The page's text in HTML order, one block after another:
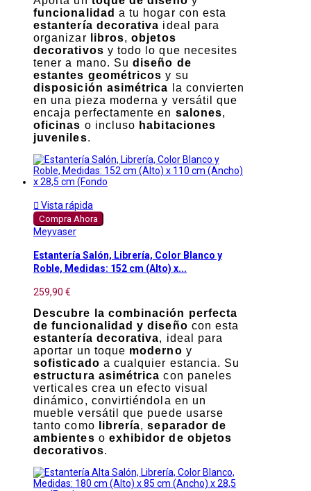
funcionalidad a tu hogar con esta
estantería decorativa ideal para
organizar
libros,objetos
decorativos y todo lo que necesites
tener a mano. Sudiseño de
estantes geométricos y su
disposición asimétrica la convierten
en una pieza moderna y versátil que
encaja perfectamente en salones,
oficinas o incluso habitaciones
juveniles.
 Vista rápida
Compra Ahora
Meyvaser
Estantería Salón, Librería, Color Blanco y
Roble, Medidas: 152 cm (Alto) x...
259,90 €
Descubre la combinación perfecta
de funcionalidad y diseño con esta
estantería decorativa, ideal para
aportar un toque moderno y
sofisticado a cualquier estancia. Su
estructura asimétrica con paneles
verticales crea un efecto visual
dinámico, convirtiéndola en un
mueble versátil que puede usarse
tanto como
librería,separador de
ambientes o exhibidor de objetos
decorativos.